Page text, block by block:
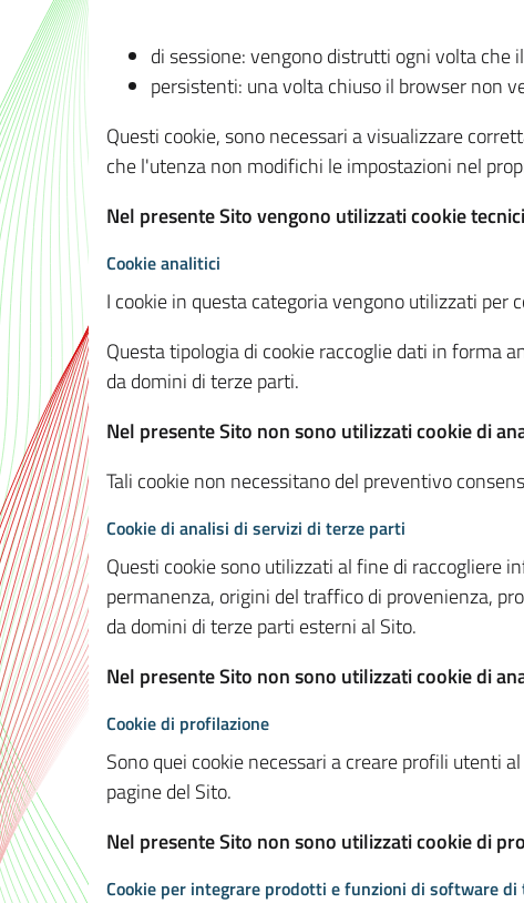
di sessione: vengono distrutti ogni volta che
persistenti: una volta chiuso il browser non
Questi cookie, sono necessari a visualizzare
che l'utenza non modifichi le impostazioni nel
Nel presente Sito vengono utilizzati cookie
Cookie analitici
I cookie in questa categoria vengono utilizzati per
Questa tipologia di cookie raccoglie dati in forma
da domini di terze parti.
Nel presente Sito non sono utilizzati cookie di
Tali cookie non necessitano del preventivo
Cookie di analisi di servizi di terze parti
Questi cookie sono utilizzati al fine di raccogliere
permanenza, origini del traffico di provenienza,
da domini di terze parti esterni al Sito.
Nel presente Sito non sono utilizzati cookie di
Cookie di profilazione
Sono quei cookie necessari a creare profili utenti
pagine del Sito.
Nel presente Sito non sono utilizzati cookie di
Cookie per integrare prodotti e funzioni di software di